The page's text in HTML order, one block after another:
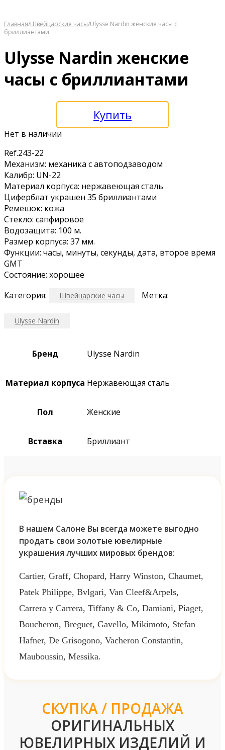
Главная/Швейцарские часы/Ulysse Nardin женские часы с
бриллиантами
Ulysse Nardin женские
часы с бриллиантами
Купить
Нет в наличии
Ref.243-22
Механизм: механика с автоподзаводом
Калибр: UN-22
Материал корпуса: нержавеющая сталь
Циферблат украшен 35 бриллиантами
Ремешок: кожа
Стекло: сапфировое
Водозащита: 100 м.
Размер корпуса: 37 мм.
Функции: часы, минуты, секунды, дата, второе время
GMT
Состояние: хорошее
Категория:
Швейцарские часы Метка:
Ulysse Nardin
Бренд Ulysse Nardin
Материал корпуса Нержавеющая сталь
Пол Женские
Вставка Бриллиант
В нашем Салоне Вы всегда можете выгодно
продать свои золотые ювелирные
украшения лучших мировых брендов:
Cartier, Graff, Chopard, Harry Winston, Chaumet,
Patek Philippe, Bvlgari, Van Cleef&Arpels,
Carrera y Carrera, Tiffany & Co, Damiani, Piaget,
Boucheron, Breguet, Gavello, Mikimoto, Stefan
Hafner, De Grisogono, Vacheron Constantin,
Mauboussin, Messika.
СКУПКА / ПРОДАЖА
ОРИГИНАЛЬНЫХ
ЮВЕЛИРНЫХ ИЗДЕЛИЙ И